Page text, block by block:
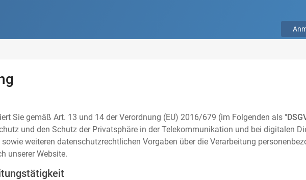
Sie gemäß Art. 13 und 14 der Verordnung (EU) 2016/679 (im Folgenden als "
und den Schutz der Privatsphäre in der Telekommunikation und bei digitalen
weiteren datenschutzrechtlichen Vorgaben über die Verarbeitung
unserer Website.